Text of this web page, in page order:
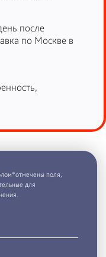
после
по Москве в
поля,
для